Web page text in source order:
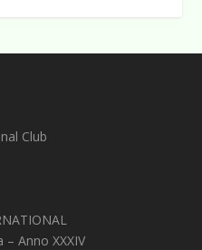
Club
Anno XXXIV